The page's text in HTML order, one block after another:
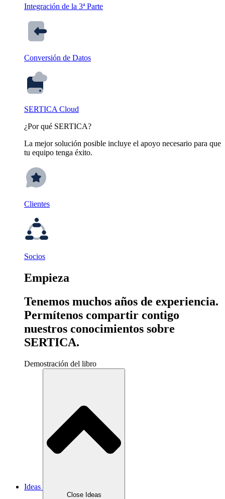
Integración de la 3ª Parte
Conversión de Datos
SERTICA Cloud
¿Por qué SERTICA?
La mejor solución posible incluye el apoyo necesario para que
tu equipo tenga éxito.
Clientes
Socios
Empieza
Tenemos muchos años de experiencia.
Permítenos compartir contigo
nuestros conocimientos sobre
SERTICA.
Demostración del libro
Ideas
Close Ideas